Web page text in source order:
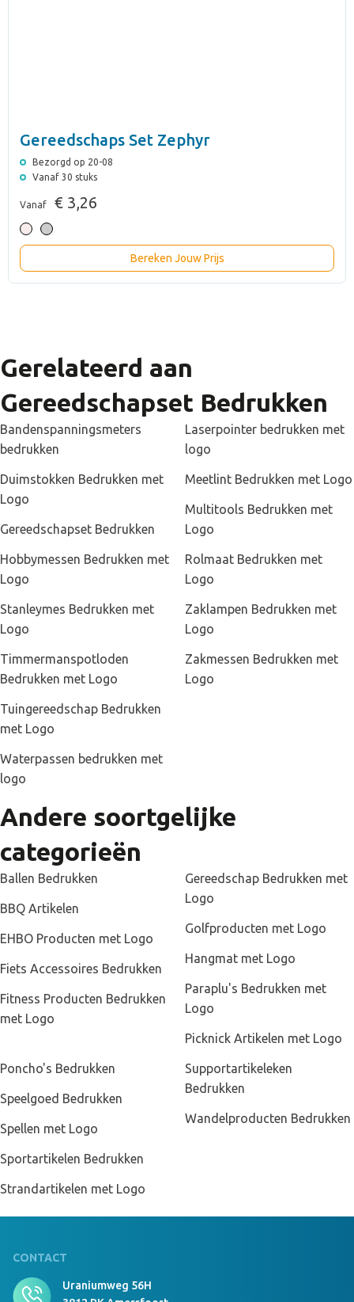
Gereedschaps Set Zephyr
Bezorgd op 20-08
Vanaf 30 stuks
Vanaf € 3,26
Bereken Jouw Prijs
Gerelateerd aan
Gereedschapset Bedrukken
Bandenspanningsmeters
bedrukken
Duimstokken Bedrukken met
Logo
Gereedschapset Bedrukken
Hobbymessen Bedrukken met
Logo
Laserpointer bedrukken met
logo
Meetlint Bedrukken met Logo
Multitools Bedrukken met
Logo
Rolmaat Bedrukken met
Logo
Stanleymes Bedrukken met
Logo
Timmermanspotloden
Bedrukken met Logo
Tuingereedschap Bedrukken
met Logo
Waterpassen bedrukken met
logo
Zaklampen Bedrukken met
Logo
Zakmessen Bedrukken met
Logo
Andere soortgelijke
categorieën
Ballen Bedrukken
BBQ Artikelen
EHBO Producten met Logo
Fiets Accessoires Bedrukken
Fitness Producten Bedrukken
met Logo
Gereedschap Bedrukken met
Logo
Golfproducten met Logo
Hangmat met Logo
Paraplu's Bedrukken met
Logo
Picknick Artikelen met Logo
Poncho's Bedrukken
Speelgoed Bedrukken
Spellen met Logo
Sportartikelen Bedrukken
Strandartikelen met Logo
Supportartikeleken
Bedrukken
Wandelproducten Bedrukken
CONTACT
Uraniumweg 56H